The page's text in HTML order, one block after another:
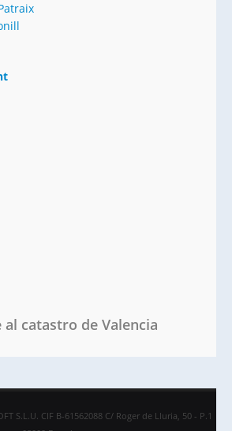
al catastro de Valencia
S.L.U. CIF B-61562088 C/ Roger de Lluria, 50 - P.1